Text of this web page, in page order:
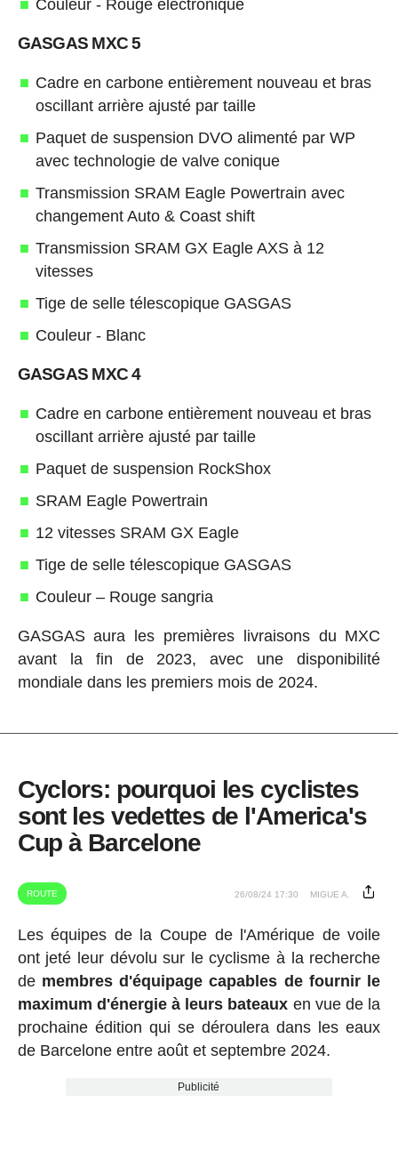
Couleur - Rouge électronique
GASGAS MXC 5
Cadre en carbone entièrement nouveau et bras
oscillant arrière ajusté par taille
Paquet de suspension DVO alimenté par WP
avec technologie de valve conique
Transmission SRAM Eagle Powertrain avec
changement Auto & Coast shift
Transmission SRAM GX Eagle AXS à 12
vitesses
Tige de selle télescopique GASGAS
Couleur - Blanc
GASGAS MXC 4
Cadre en carbone entièrement nouveau et bras
oscillant arrière ajusté par taille
Paquet de suspension RockShox
SRAM Eagle Powertrain
12 vitesses SRAM GX Eagle
Tige de selle télescopique GASGAS
Couleur – Rouge sangria
GASGAS aura les premières livraisons du MXC
avant la fin de 2023, avec une disponibilité
mondiale dans les premiers mois de 2024.
Cyclors: pourquoi les cyclistes
sont les vedettes de l'America's
Cup à Barcelone
ROUTE 26/08/24 17:30 MIGUE A.
Les équipes de la Coupe de l'Amérique de voile
ont jeté leur dévolu sur le cyclisme à la recherche
de membres d'équipage capables de fournir le
maximum d'énergie à leurs bateaux en vue de la
prochaine édition qui se déroulera dans les eaux
de Barcelone entre août et septembre 2024.
Publicité